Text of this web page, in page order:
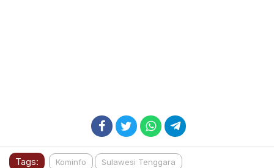
Tags: Kominfo Sulawesi Tenggara